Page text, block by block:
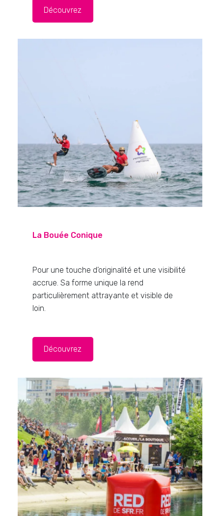
Découvrez
La Bouée Conique
Pour une touche d’originalité et une visibilité
accrue. Sa forme unique la rend
particulièrement attrayante et visible de
loin.
Découvrez